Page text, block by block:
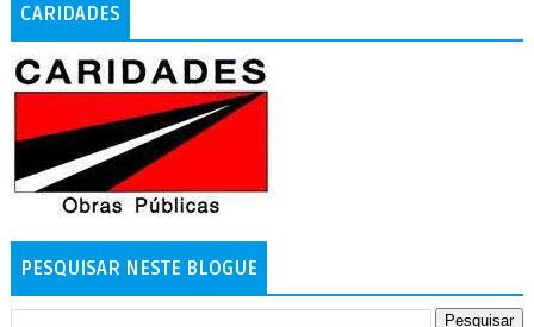
CARIDADES
PESQUISAR NESTE BLOGUE